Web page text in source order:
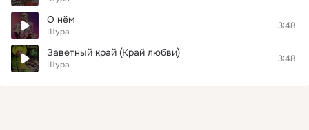
О нём
Шура
3:48
Заветный край (Край любви)
Шура
3:48